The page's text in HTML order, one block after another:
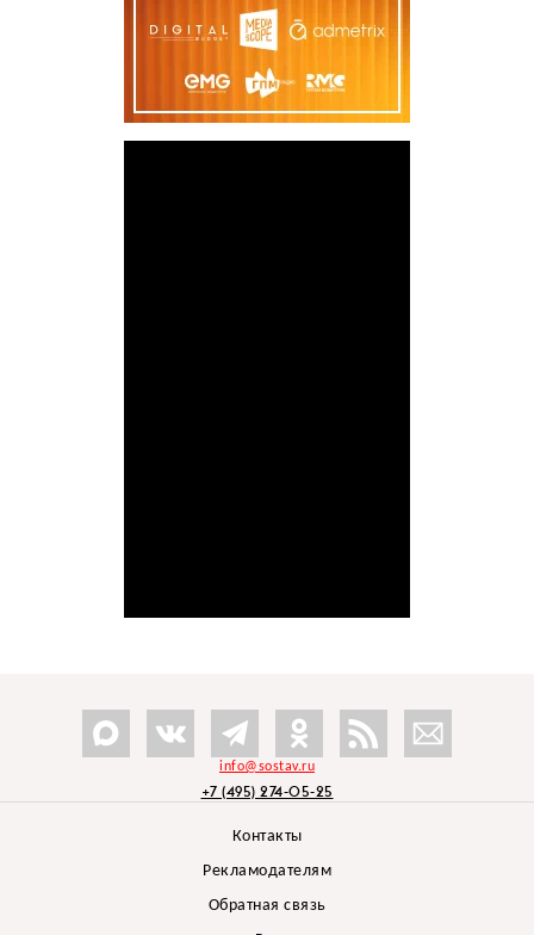
info@sostav.ru
+7 (495) 274-05-25
Контакты
Рекламодателям
Обратная связь